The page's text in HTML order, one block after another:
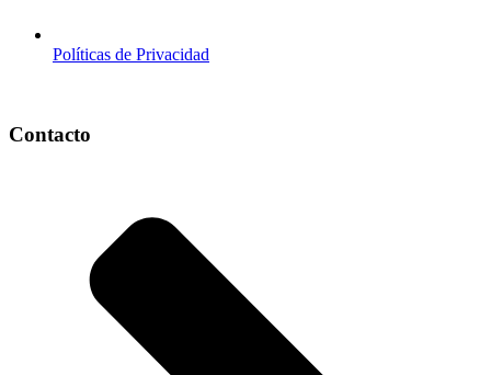
Políticas de Privacidad
Contacto